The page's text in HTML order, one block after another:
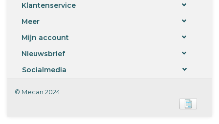
Klantenservice
Meer
Mijn account
Nieuwsbrief
Socialmedia